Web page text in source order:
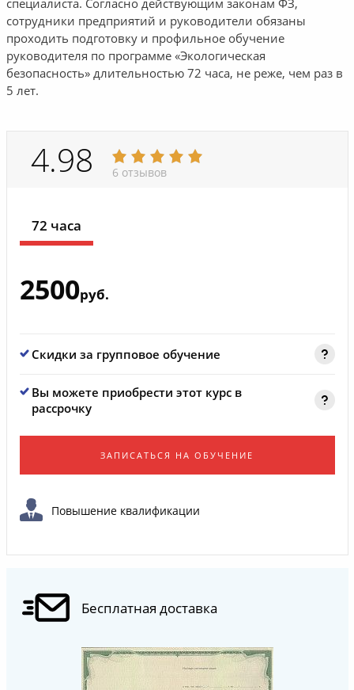
специалиста. Согласно действующим законам ФЗ,
сотрудники предприятий и руководители обязаны
проходить подготовку и профильное обучение
руководителя по программе «Экологическая
безопасность» длительностью 72 часа, не реже, чем раз в
5 лет.
4.98 6 отзывов
72 часа
2500руб.
Скидки за групповое обучение
Вы можете приобрести этот курс в
рассрочку
ЗАПИСАТЬСЯ НА ОБУЧЕНИЕ
Повышение квалификации
Бесплатная доставка